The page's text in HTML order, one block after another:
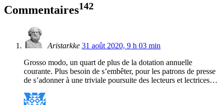
Commentaires142
Aristarkke 31 août 2020, 9 h 03 min
Grosso modo, un quart de plus de la dotation annuelle
courante. Plus besoin de s’embêter, pour les patrons de presse
de s’adonner à une triviale poursuite des lecteurs et lectrices…